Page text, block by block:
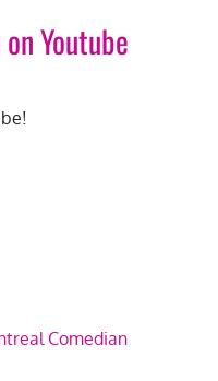
Youtube
Comedian